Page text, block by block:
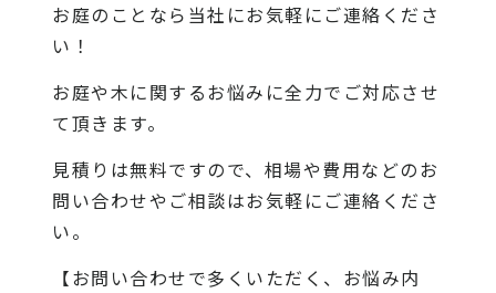
お庭のことなら当社にお気軽にご連絡くださ
い！
お庭や木に関するお悩みに全力でご対応させ
て頂きます。
見積りは無料ですので、相場や費用などのお
問い合わせやご相談はお気軽にご連絡くださ
い。
【お問い合わせで多くいただく、お悩み内